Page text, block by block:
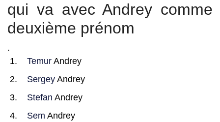
qui va avec Andrey comme
deuxième prénom
.
Temur Andrey
Sergey Andrey
Stefan Andrey
Sem Andrey